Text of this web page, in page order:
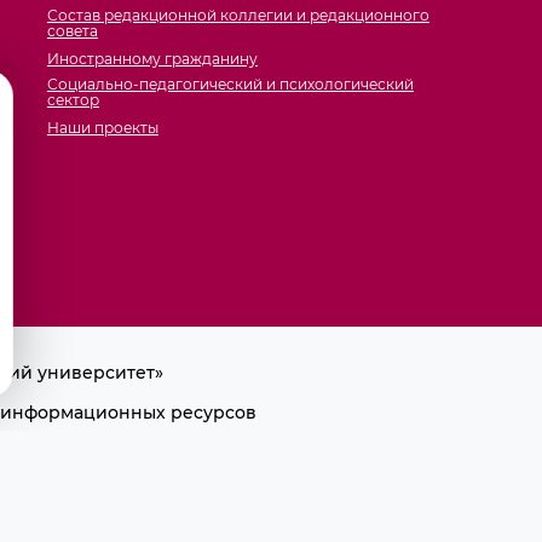
Состав редакционной коллегии и редакционного
совета
Иностранному гражданину
Социально-педагогический и психологический
сектор
Наши проекты
университет»
информационных ресурсов
на первоисточник.